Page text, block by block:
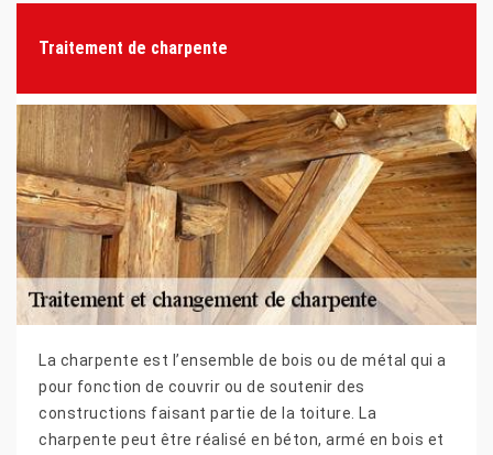
Traitement de charpente
La charpente est l’ensemble de bois ou de métal qui a
pour fonction de couvrir ou de soutenir des
constructions faisant partie de la toiture. La
charpente peut être réalisé en béton, armé en bois et